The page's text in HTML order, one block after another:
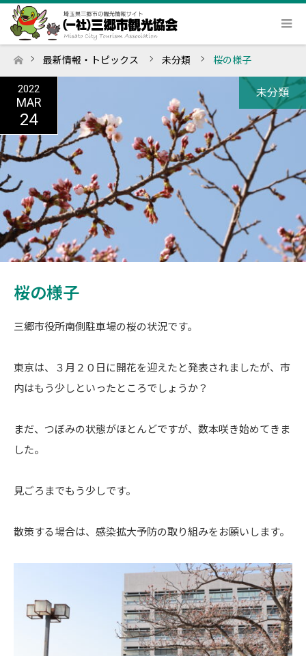
ホーム
最新情報・トピックス 未分類 桜の様子
2022
MAR
24
未分類
桜の様子
三郷市役所南側駐車場の桜の状況です。
東京は、３月２０日に開花を迎えたと発表されましたが、市
内はもう少しといったところでしょうか？
まだ、つぼみの状態がほとんどですが、数本咲き始めてきま
した。
見ごろまでもう少しです。
散策する場合は、感染拡大予防の取り組みをお願いします。